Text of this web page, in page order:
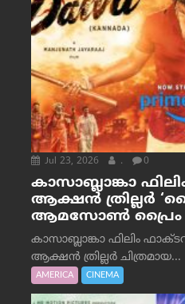
Jul 23, 2026 . 0
കാസാബ്ലാങ്കാ
ആക്ഷൻ ത്രില്ലർ
ആമസോൺ പ്രൈം
കാസാബ്ലാങ്കാ ഫിലിം
ആക്ഷൻ ത്രില്ലർ ചിത്രമായ...
AMERICA CINEMA